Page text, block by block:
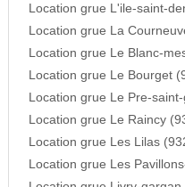
Location grue L'ile-saint-
Location grue La
Location grue Le Blanc-
Location grue Le Bourget
Location grue Le Pre-
Location grue Le Raincy
Location grue Les Lilas
Location grue Les